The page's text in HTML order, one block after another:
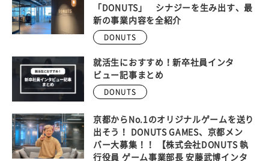
「DONUTS」 シナジーを生み出す、最
新の事業内容を全紹介
DONUTS
就活生におすすめ！新卒社員インタ
ビュー記事まとめ
DONUTS
京都からNo.1のオリジナルゲームを送り
出そう！ DONUTS GAMES、京都メン
バー大募集！！ 【株式会社DONUTS 執
行役員 ゲーム事業部長 安藤武博インタ